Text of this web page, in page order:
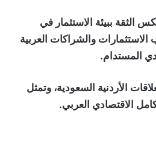
الثقة ببيئة الاستثمار في
الاستثمارات والشراكات العربية
المستدام.
الأردنية السعودية، وتمثل
الاقتصادي العربي.